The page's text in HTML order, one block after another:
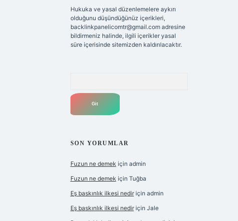
Hukuka ve yasal düzenlemelere aykırı
olduğunu düşündüğünüz içerikleri,
backlinkpanelicomtr@gmail.comadresine
bildirmeniz halinde, ilgili içerikler yasal
süre içerisinde sitemizden kaldırılacaktır.
SON YORUMLAR
Fuzun ne demek için admin
Fuzun ne demek için Tuğba
Eş baskınlık ilkesi nediriçin admin
Eş baskınlık ilkesi nediriçin Jale